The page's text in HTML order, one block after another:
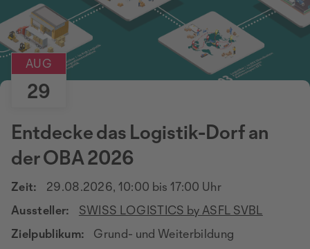
AUG
29
Entdecke das Logistik-Dorf an
der OBA 2026
Zeit:
29.08.2026, 10:00 bis 17:00 Uhr
Aussteller:
SWISS LOGISTICS by ASFL SVBL
Zielpublikum:
Grund- und Weiterbildung